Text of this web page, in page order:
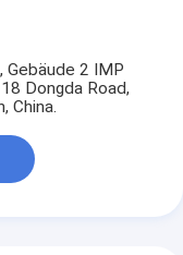
Gebäude 2 IMP
Dongda Road,
China.